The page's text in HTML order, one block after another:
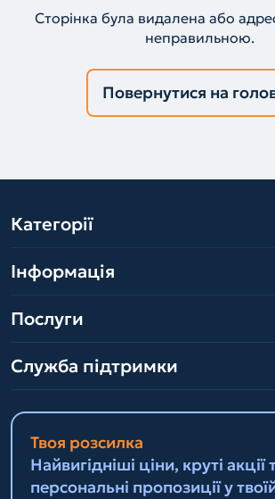
Сторінка була видалена або
неправильною.
Повернутися на
Категорії
Інформація
Послуги
Служба підтримки
Твоя розсилка
Найвигідніші ціни, круті акції
персональні пропозиції у